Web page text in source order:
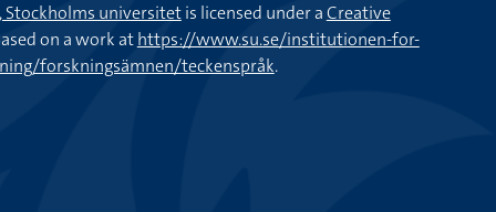
universitetis licensed under aCreative
on a work athttps://www.su.se/institutionen-for-
forskningsämnen/teckenspråk.